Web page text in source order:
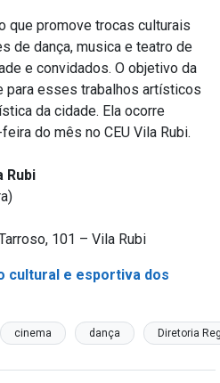
que promove trocas culturais
de dança, musica e teatro de
e convidados. O objetivo da
para esses trabalhos artísticos
da cidade. Ela ocorre
do mês no CEU Vila Rubi.
Rubi
101 – Vila Rubi
cultural e esportiva dos
cinema dança Diretoria